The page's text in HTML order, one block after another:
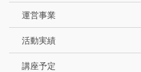
運営事業
活動実績
講座予定